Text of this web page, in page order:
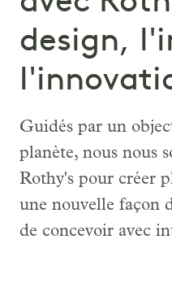
design,
Guidés par un
planète, nous nous
Rothy's pour créer
une nouvelle façon
de concevoir avec